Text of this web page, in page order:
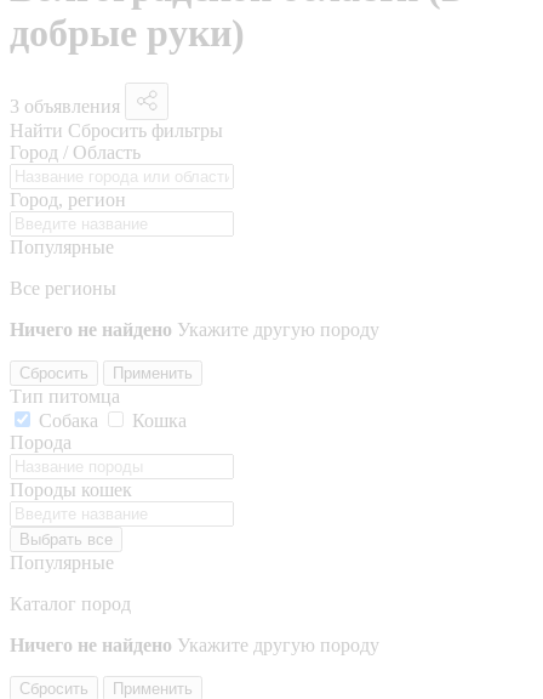
добрые руки)
3 объявления
Найти Сбросить фильтры
Город / Область
Город, регион
Популярные
Все регионы
Ничего не найдено Укажите другую породу
Сбросить Применить
Тип питомца
Собака
Кошка
Порода
Породы кошек
Выбрать все
Популярные
Каталог пород
Ничего не найдено Укажите другую породу
Сбросить Применить